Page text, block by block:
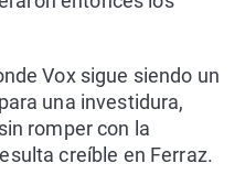
Vox sigue siendo un
una investidura,
romper con la
creíble en Ferraz.